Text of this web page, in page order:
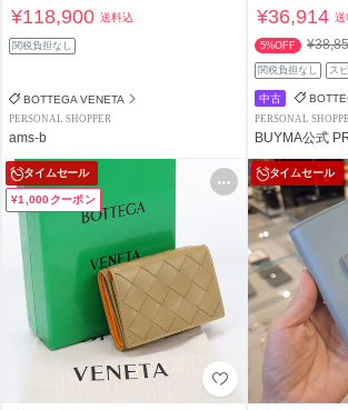
¥118,900送料込
関税負担なし
BOTTEGA VENETA
PERSONAL SHOPPER
ams-b
¥36,914送
5%OFF
関税負担なし ス
中古
PERSONAL
BUYMA公式
タイムセール
¥1,000クーポン
タイムセール